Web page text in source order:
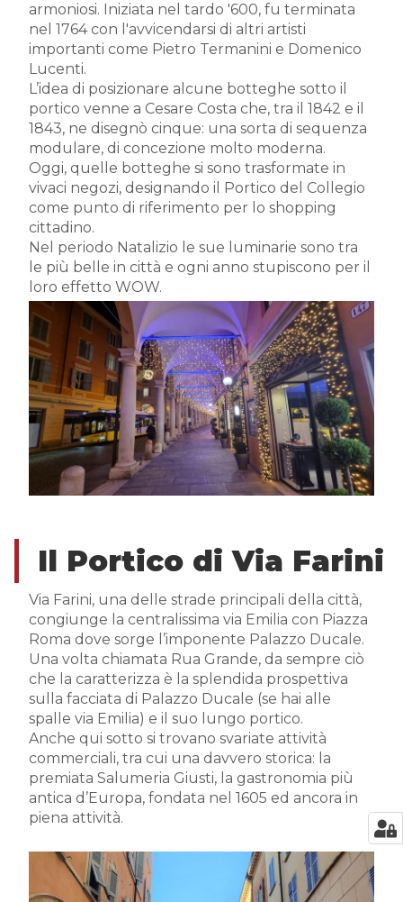
armoniosi. Iniziata nel tardo '600, fu terminata
nel 1764 con l'avvicendarsi di altri artisti
importanti come Pietro Termanini e Domenico
Lucenti.
L’idea di posizionare alcune botteghe sotto il
portico venne a Cesare Costa che, tra il 1842 e il
1843, ne disegnò cinque: una sorta di sequenza
modulare, di concezione molto moderna.
Oggi, quelle botteghe si sono trasformate in
vivaci negozi, designando il Portico del Collegio
come punto di riferimento per lo shopping
cittadino.
Nel periodo Natalizio le sue luminarie sono tra
le più belle in città e ogni anno stupiscono per il
loro effetto WOW.
Il Portico di Via Farini
Via Farini, una delle strade principali della città,
congiunge la centralissima via Emilia con Piazza
Roma dove sorge l’imponente Palazzo Ducale.
Una volta chiamata Rua Grande, da sempre ciò
che la caratterizza è la splendida prospettiva
sulla facciata di Palazzo Ducale (se hai alle
spalle via Emilia) e il suo lungo portico.
Anche qui sotto si trovano svariate attività
commerciali, tra cui una davvero storica: la
premiata Salumeria Giusti, la gastronomia più
antica d’Europa, fondata nel 1605 ed ancora in
piena attività.